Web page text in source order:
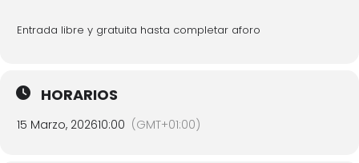
Entrada libre y gratuita hasta completar aforo
HORARIOS
15 Marzo, 202610:00 (GMT+01:00)